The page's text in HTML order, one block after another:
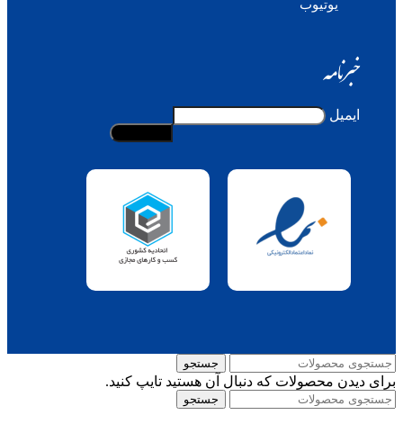
یوتیوب
خبرنامه
ایمیل
جستجو
برای دیدن محصولات که دنبال آن هستید تایپ کنید.
جستجو